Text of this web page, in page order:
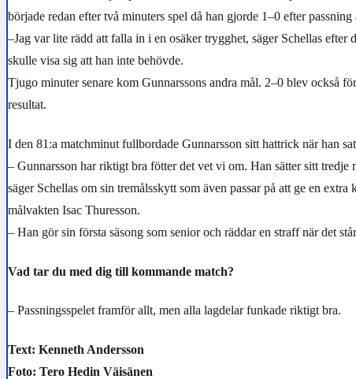
började redan efter två minuters spel då han gjorde 1–0 efter
–Jag var lite rädd att falla in i en osäker trygghet, säger Schellas efter
skulle visa sig att han inte behövde.
Tjugo minuter senare kom Gunnarssons andra mål. 2–0 blev också
resultat.
I den 81:a matchminut fullbordade Gunnarsson sitt hattrick när han
– Gunnarsson har riktigt bra fötter det vet vi om. Han sätter sitt tredje
säger Schellas om sin tremålsskytt som även passar på att ge en extra
målvakten Isac Thuresson.
– Han gör sin första säsong som senior och räddar en straff när det
Vad tar du med dig till kommande match?
– Passningsspelet framför allt, men alla lagdelar funkade riktigt bra.
Text: Kenneth Andersson
Foto: Tero Hedin Väisänen